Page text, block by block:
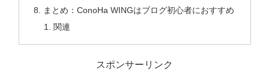
まとめ：ConoHa WINGはブログ初心者におすすめ
関連
スポンサーリンク